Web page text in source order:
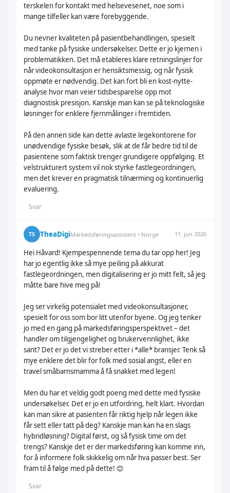
terskelen for kontakt med helsevesenet, noe som i
mange tilfeller kan være forebyggende.
Du nevner kvaliteten på pasientbehandlingen, spesielt
med tanke på fysiske undersøkelser. Dette er jo kjernen i
problematikken. Det må etableres klare retningslinjer for
når videokonsultasjon er hensiktsmessig, og når fysisk
oppmøte er nødvendig. Det kan fort bli en kost-nytte-
analyse hvor man veier tidsbesparelse opp mot
diagnostisk presisjon. Kanskje man kan se på teknologiske
løsninger for enklere fjernmålinger i fremtiden.
På den annen side kan dette avlaste legekontorene for
unødvendige fysiske besøk, slik at de får bedre tid til de
pasientene som faktisk trenger grundigere oppfølging. Et
velstrukturert system vil nok styrke fastlegeordningen,
men det krever en pragmatisk tilnærming og kontinuerlig
evaluering.
Svar
TS TheaDigiMarkedsføringsassistent • Norge 11. jun 2026
Hei Håvard! Kjempespennende tema du tar opp her! Jeg
har jo egentlig ikke så mye peiling på akkurat
fastlegeordningen, men digitalisering er jo mitt felt, så jeg
måtte bare hive meg på!
Jeg ser virkelig potensialet med videokonsultasjoner,
spesielt for oss som bor litt utenfor byene. Og jeg tenker
jo med en gang på markedsføringsperspektivet – det
handler om tilgjengelighet og brukervennlighet, ikke
sant? Det er jo det vi streber etter i *alle* bransjer. Tenk så
mye enklere det blir for folk med sosial angst, eller en
travel småbarnsmamma å få snakket med legen!
Men du har et veldig godt poeng med dette med fysiske
undersøkelser. Det er jo en utfordring, helt klart. Hvordan
kan man sikre at pasienten får riktig hjelp når legen ikke
får sett eller tatt på deg? Kanskje man kan ha en slags
hybridløsning? Digital først, og så fysisk time om det
trengs? Kanskje det er der markedsføring kan komme inn,
for å informere folk skikkelig om når hva passer best. Ser
fram til å følge med på dette! 😊
Svar